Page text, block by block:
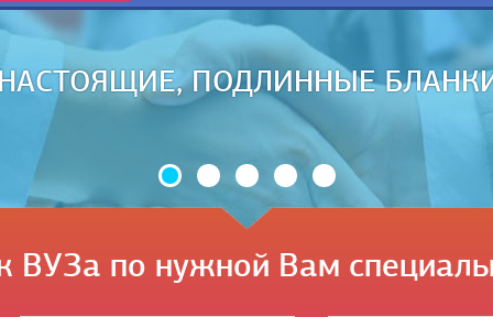
ТОЛЬКО ПРИ
ВУЗа по нужной Вам